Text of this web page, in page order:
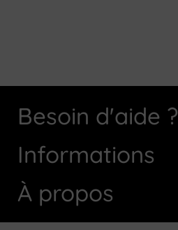
Besoin d'aide ?
Informations
À propos